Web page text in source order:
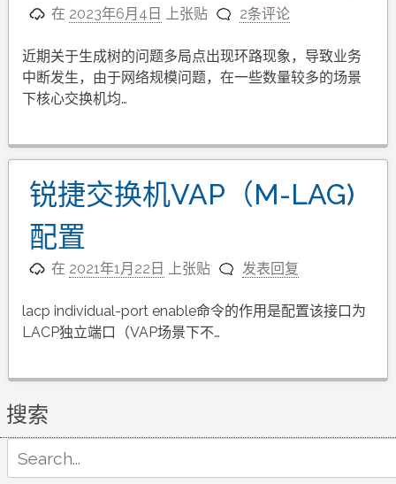
在 2023年6月4日 上张贴 2条评论
近期关于生成树的问题多局点出现环路现象，导致业务
中断发生，由于网络规模问题，在一些数量较多的场景
下核心交换机均…
锐捷交换机VAP（M-LAG)
配置
在 2021年1月22日 上张贴 发表回复
lacp individual-port enable命令的作用是配置该接口为
LACP独立端口（VAP场景下不…
搜索
for: